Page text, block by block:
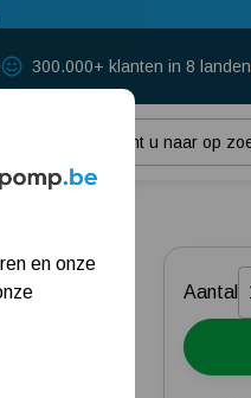
300.000+ klanten in 8 landen
Regenwaterpomp
Aantal
en onze